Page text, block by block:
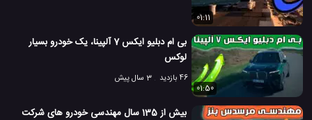
01:11
بی ام دبلیو ایکس 7 آلپینا، یک خودرو بسیار
لوکس
46 بازدید
3 سال پیش
01:50
بیش از 135 سال مهندسی خودرو های شرکت